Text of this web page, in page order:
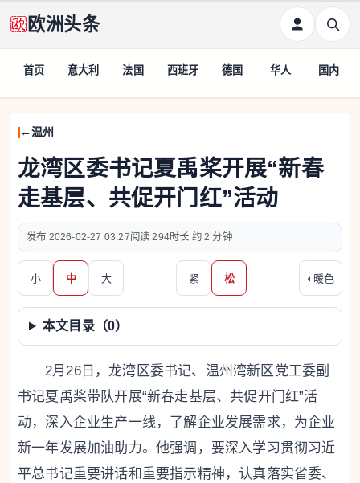
欧洲头条
首页 意大利 法国 西班牙 德国 华人 国内
温州
龙湾区委书记夏禹桨开展“新春
走基层、共促开门红”活动
2026-02-27 03:27 294 约 2 分钟
小 中 大 紧 松 ◐ 暖色
本文目录（0）
2月26日，龙湾区委书记、温州湾新区党工委副
书记夏禹桨带队开展“新春走基层、共促开门红”活
动，深入企业生产一线，了解企业发展需求，为企业
新一年发展加油助力。他强调，要深入学习贯彻习近
平总书记重要讲话和重要指示精神，认真落实省委、